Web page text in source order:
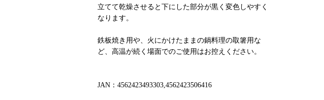
立てて乾燥させると下にした部分が黒く変色しやすく
なります。
鉄板焼き用や、火にかけたままの鍋料理の取箸用な
ど、高温が続く場面でのご使用はお控えください。
JAN：4562423493303,4562423506416